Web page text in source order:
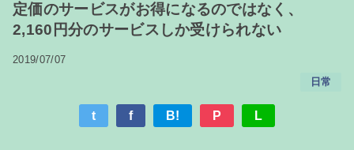
定価のサービスがお得になるのではなく、
2,160円分のサービスしか受けられない
2019/07/07
日常
t f B! P L